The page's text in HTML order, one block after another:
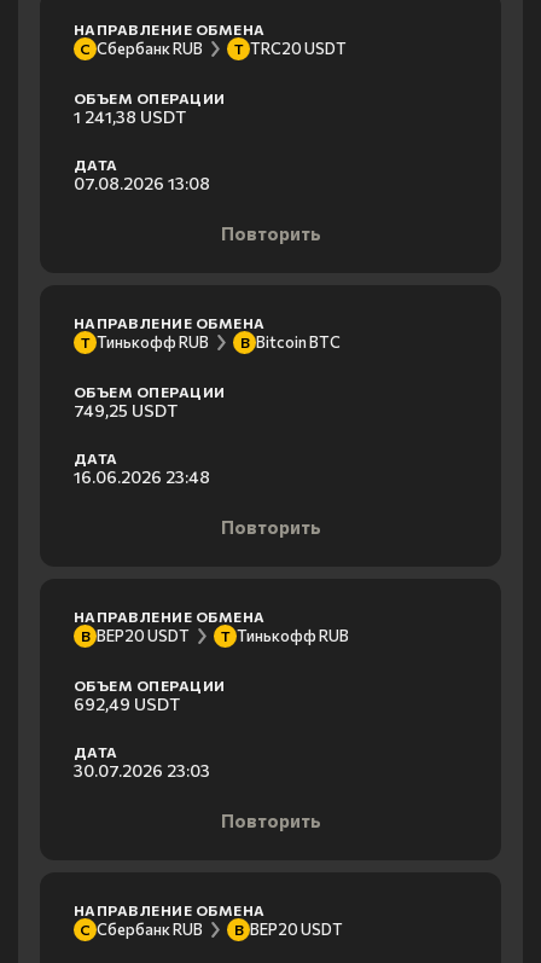
НАПРАВЛЕНИЕ ОБМЕНА
С Сбербанк RUB T TRC20 USDT
ОБЪЕМ ОПЕРАЦИИ
1 241,38 USDT
ДАТА
07.08.2026 13:08
Повторить
НАПРАВЛЕНИЕ ОБМЕНА
Т Тинькофф RUB B Bitcoin BTC
ОБЪЕМ ОПЕРАЦИИ
749,25 USDT
ДАТА
16.06.2026 23:48
Повторить
НАПРАВЛЕНИЕ ОБМЕНА
B BEP20 USDT Т Тинькофф RUB
ОБЪЕМ ОПЕРАЦИИ
692,49 USDT
ДАТА
30.07.2026 23:03
Повторить
НАПРАВЛЕНИЕ ОБМЕНА
С Сбербанк RUB B BEP20 USDT